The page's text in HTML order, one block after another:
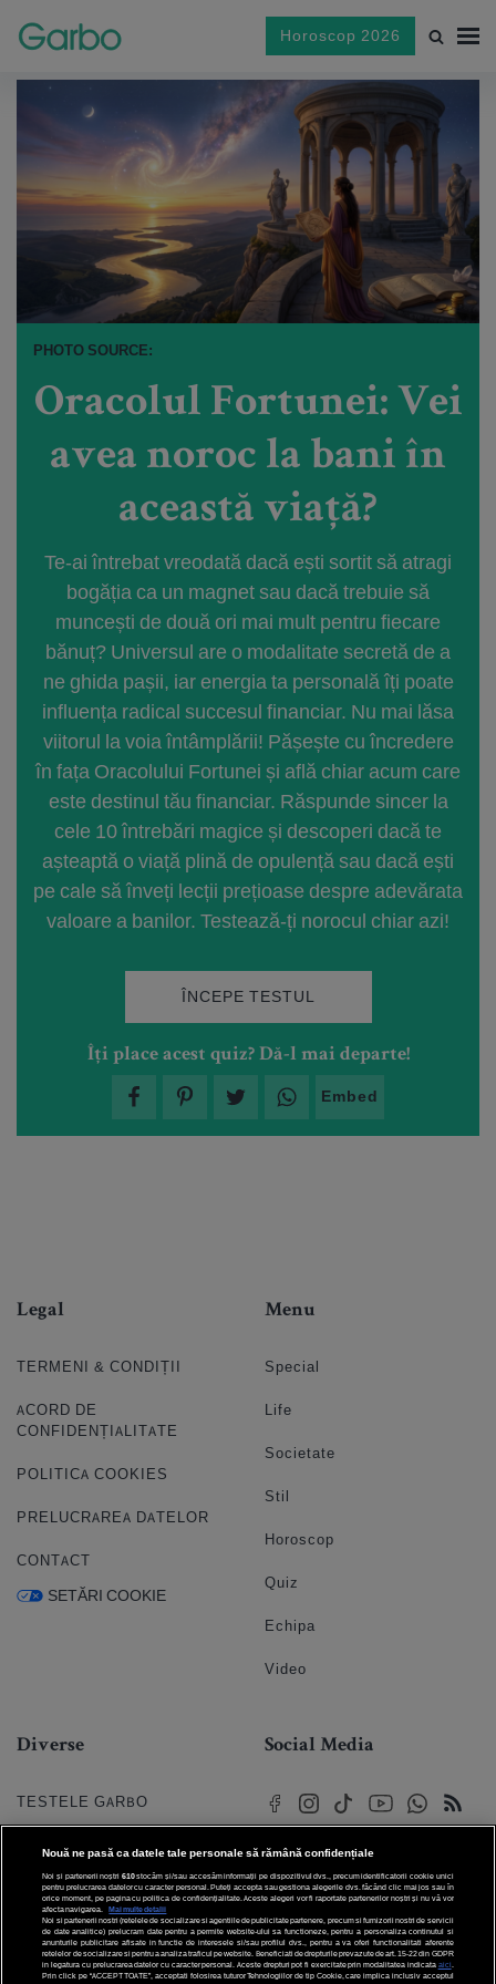
Horoscop 2026
PHOTO SOURCE:
Oracolul Fortunei: Vei
avea noroc la bani în
această viață?
Te-ai întrebat vreodată dacă ești sortit să atragi
bogăția ca un magnet sau dacă trebuie să
muncești de două ori mai mult pentru fiecare
bănuț? Universul are o modalitate secretă de a
ne ghida pașii, iar energia ta personală îți poate
influența radical succesul financiar. Nu mai lăsa
viitorul la voia întâmplării! Pășește cu încredere
în fața Oracolului Fortunei și află chiar acum care
este destinul tău financiar. Răspunde sincer la
cele 10 întrebări magice și descoperi dacă te
așteaptă o viață plină de opulență sau dacă ești
pe cale să înveți lecții prețioase despre adevărata
valoare a banilor. Testează-ți norocul chiar azi!
ÎNCEPE TESTUL
Îți place acest quiz? Dă-l mai departe!
Embed
Legal
TERMENI & CONDIȚII
ACORD DE
CONFIDENȚIALITATE
POLITICA COOKIES
PRELUCRAREA DATELOR
CONTACT
SETĂRI COOKIE
Menu
Special
Life
Societate
Stil
Horoscop
Quiz
Echipa
Video
Diverse
TESTELE GARBO
HOROSCOP
HOROSCOPUL IUBIRII
FORUMURI
TRATAMENTE NATURISTE
Social Media
© 2026 Internet Corp SRL
Toate drepturile rezervate
Nouă ne pasă ca datele tale personale să rămână confidențiale
Noi și partenerii noștri 610stocăm și/sau accesăm informații pe dispozitivul dvs., precum identificatorii cookie unici
pentru prelucrarea datelor cu caracter personal. Puteți accepta sau gestiona alegerile dvs. făcând clic mai jos sau în
orice moment, pe pagina cu politica de confidențialitate. Aceste alegeri vor fi raportate partenerilor noștri și nu vă vor
afecta navigarea.
Mai multe detalii
Noi si partenerii nostri (retelele de socializare si agentiile de publicitate partenere, precum si furnizorii nostri de servicii
de date analitice) prelucram date pentru a permite website-ului sa functioneze, pentru a personaliza continutul si
anunturile publicitare afisate in functie de interesele si/sau profilul dvs., pentru a va oferi functionalitati aferente
retelelor de socializare si pentru a analiza traficul pe website. Beneficiati de drepturile prevazute de art. 15-22 din GDPR
in legatura cu prelucrarea datelor cu caracter personal. Aceste drepturi pot fi exercitate prin modalitatea indicata aici
Prin click pe “ACCEPT TOATE”, acceptati folosirea tuturor Tehnologiilor de tip Cookie, care implica inclusiv acceptul